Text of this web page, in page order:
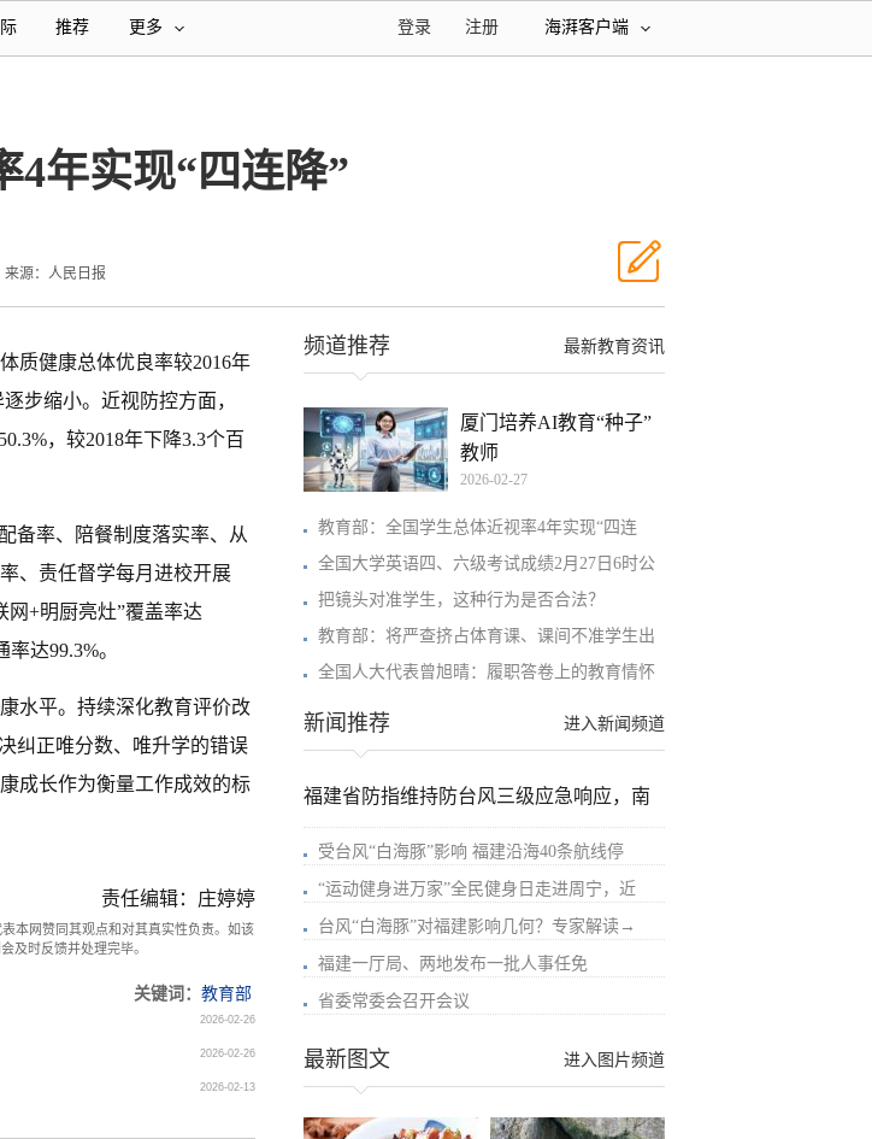
推荐 更多 海湃客户端
注册
登录
4年实现“四连降”
来源：人民日报
质健康总体优良率较2016年
步缩小。近视防控方面，
，较2018年下降3.3个百
备率、陪餐制度落实率、从
、责任督学每月进校开展
网+明厨亮灶”覆盖率达
达99.3%。
水平。持续深化教育评价改
纠正唯分数、唯升学的错误
成长作为衡量工作成效的标
责任编辑：庄婷婷
本网赞同其观点和对其真实性负责。如该
及时反馈并处理完毕。
关键词： 教育部
2026-02-26
2026-02-26
2026-02-13
最新教育资讯
频道推荐
厦门培养AI教育“种子”
教师
2026-02-27
教育部：全国学生总体近视率4年实现“四连
全国大学英语四、六级考试成绩2月27日6时公
把镜头对准学生，这种行为是否合法？
教育部：将严查挤占体育课、课间不准学生出
全国人大代表曾旭晴：履职答卷上的教育情怀
进入新闻频道
新闻推荐
福建省防指维持防台风三级应急响应，南
受台风“白海豚”影响 福建沿海40条航线停
“运动健身进万家”全民健身日走进周宁，近
台风“白海豚”对福建影响几何？专家解读→
福建一厅局、两地发布一批人事任免
省委常委会召开会议
进入图片频道
最新图文